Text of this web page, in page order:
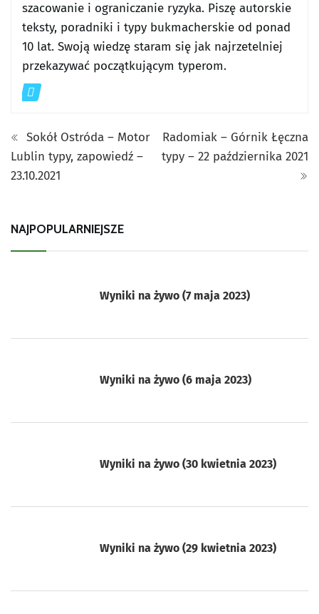
szacowanie i ograniczanie ryzyka. Piszę autorskie
teksty, poradniki i typy bukmacherskie od ponad
10 lat. Swoją wiedzę staram się jak najrzetelniej
przekazywać początkującym typerom.
Sokół Ostróda – Motor
Lublin typy, zapowiedź –
23.10.2021
Radomiak – Górnik Łęczna
typy – 22 października 2021
NAJPOPULARNIEJSZE
Wyniki na żywo (7 maja 2023)
Wyniki na żywo (6 maja 2023)
Wyniki na żywo (30 kwietnia 2023)
Wyniki na żywo (29 kwietnia 2023)